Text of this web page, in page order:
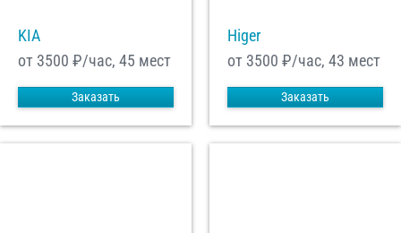
KIA
от 3500 ₽/час, 45 мест
Заказать
Higer
от 3500 ₽/час, 43 мест
Заказать